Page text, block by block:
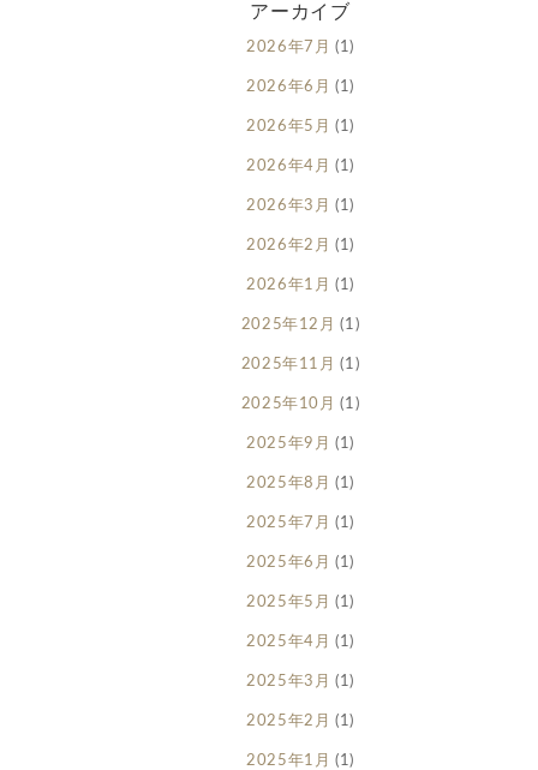
アーカイブ
2026年7月 (1)
2026年6月 (1)
2026年5月 (1)
2026年4月 (1)
2026年3月 (1)
2026年2月 (1)
2026年1月 (1)
2025年12月 (1)
2025年11月 (1)
2025年10月 (1)
2025年9月 (1)
2025年8月 (1)
2025年7月 (1)
2025年6月 (1)
2025年5月 (1)
2025年4月 (1)
2025年3月 (1)
2025年2月 (1)
2025年1月 (1)